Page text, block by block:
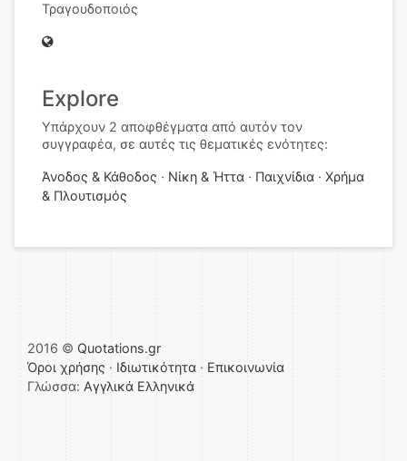
Τραγουδοποιός
Explore
Υπάρχουν 2 αποφθέγματα από αυτόν τον
συγγραφέα, σε αυτές τις θεματικές ενότητες:
Άνοδος & Κάθοδος Νίκη & Ήττα Παιχνίδια
Χρήμα
& Πλουτισμός
2016 © Quotations.gr
Όροι χρήσης · Ιδιωτικότητα · Επικοινωνία
Γλώσσα: Αγγλικά Ελληνικά